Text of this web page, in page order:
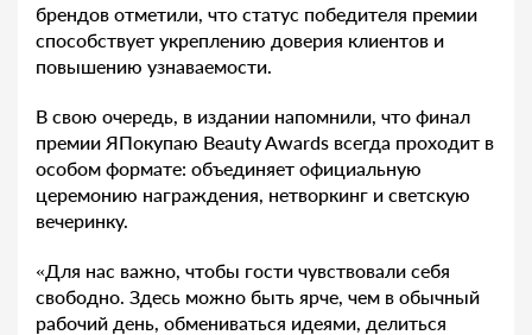
брендов отметили, что статус победителя премии
способствует укреплению доверия клиентов и
повышению узнаваемости.
В свою очередь, в издании напомнили, что финал
премии ЯПокупаю Beauty Awards всегда проходит в
особом формате: объединяет официальную
церемонию награждения, нетворкинг и светскую
вечеринку.
«Для нас важно, чтобы гости чувствовали себя
свободно. Здесь можно быть ярче, чем в обычный
рабочий день, обмениваться идеями, делиться